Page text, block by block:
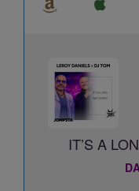
IT’S A